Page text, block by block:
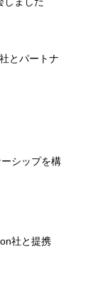
とパートナ
シップを構
社と提携